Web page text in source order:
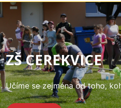
ZŠ CEREKVICE
Učíme se zejména od toho,